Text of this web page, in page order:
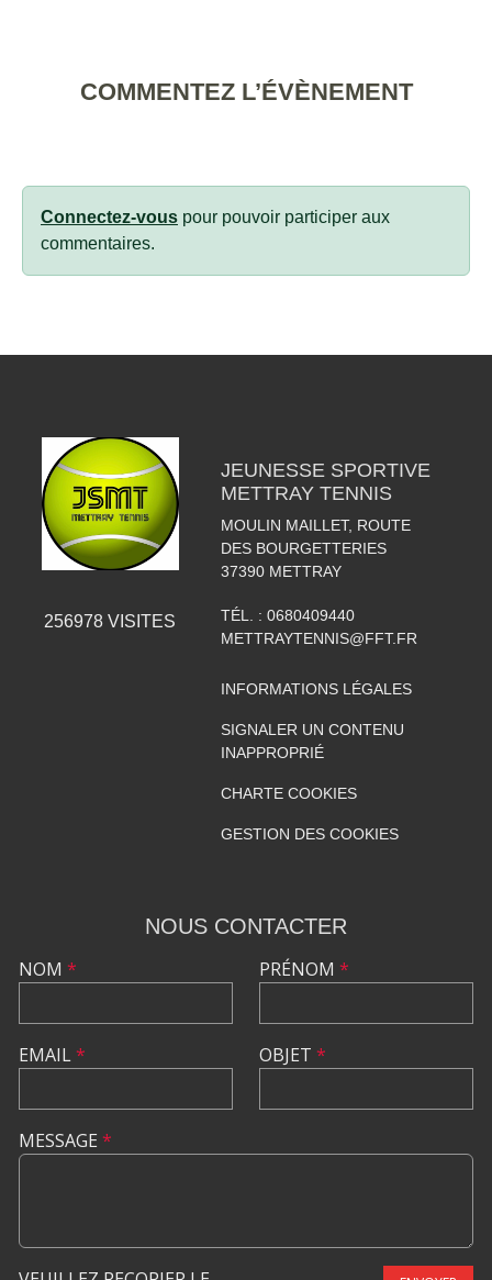
COMMENTEZ L’ÉVÈNEMENT
Connectez-vous pour pouvoir participer aux
commentaires.
256978 VISITES
JEUNESSE SPORTIVE
METTRAY TENNIS
MOULIN MAILLET, ROUTE
DES BOURGETTERIES
37390 METTRAY
TÉL. : 0680409440
METTRAYTENNIS@FFT.FR
INFORMATIONS LÉGALES
SIGNALER UN CONTENU
INAPPROPRIÉ
CHARTE COOKIES
GESTION DES COOKIES
NOUS CONTACTER
NOM *
EMAIL*
PRÉNOM *
OBJET *
MESSAGE *